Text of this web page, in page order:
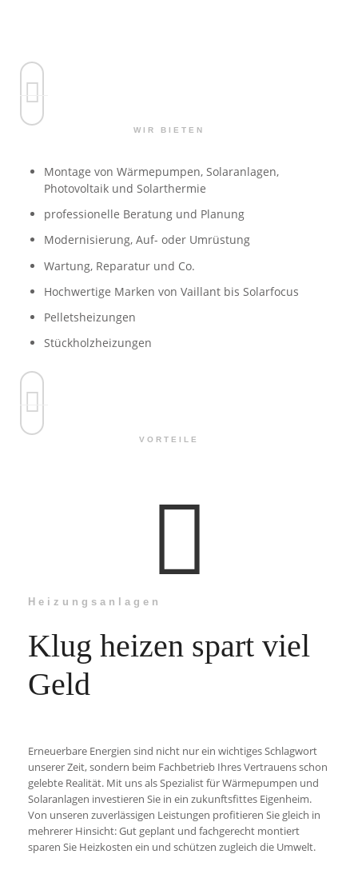
WIR BIETEN
Montage von Wärmepumpen, Solaranlagen,
Photovoltaik und Solarthermie
professionelle Beratung und Planung
Modernisierung, Auf- oder Umrüstung
Wartung, Reparatur und Co.
Hochwertige Marken von Vaillant bis Solarfocus
Pelletsheizungen
Stückholzheizungen
VORTEILE
Heizungsanlagen
Klug heizen spart viel
Geld
Erneuerbare Energien sind nicht nur ein wichtiges Schlagwort
unserer Zeit, sondern beim Fachbetrieb Ihres Vertrauens schon
gelebte Realität. Mit uns als Spezialist für Wärmepumpen und
Solaranlagen investieren Sie in ein zukunftsfittes Eigenheim.
Von unseren zuverlässigen Leistungen profitieren Sie gleich in
mehrerer Hinsicht: Gut geplant und fachgerecht montiert
sparen Sie Heizkosten ein und schützen zugleich die Umwelt.